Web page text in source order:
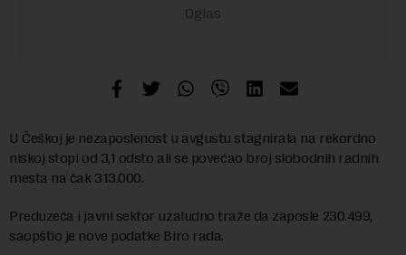
U Češkoj je nezaposlenost u avgustu stagnirala na rekordno
niskoj stopi od 3,1 odsto ali se povećao broj slobodnih radnih
mesta na čak 313.000.
Preduzeća i javni sektor uzaludno traže da zaposle 230.499,
saopštio je nove podatke Biro rada.